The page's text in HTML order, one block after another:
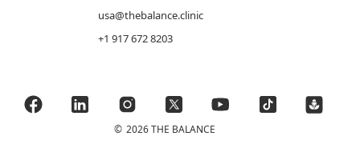
usa@thebalance.clinic
+1 917 672 8203
© 2026 THE BALANCE